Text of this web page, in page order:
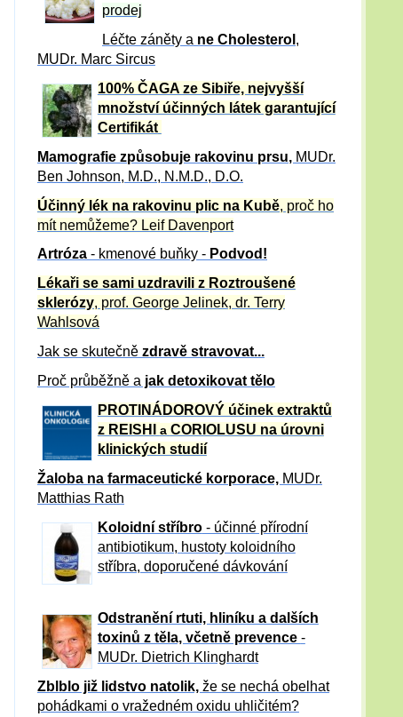
prodej
Léčte záněty a ne Cholesterol ,
MUDr. Marc Sircus
100% ČAGA ze Sibiře, nejvyšší
množství účinných látek garantující
Certifikát
Mamografie způsobuje rakovinu prsu, MUDr.
Ben Johnson, M.D., N.M.D., D.O.
Účinný lék na rakovinu plic na Kubě, proč ho
mít nemůžeme? Leif Davenport
Artróza - kmenové buňky - Podvod!
Lékaři se sami uzdravili z Roztroušené
sklerózy, prof. George Jelinek, dr. Terry
Wahlsová
Jak se skutečně zdravě stravovat...
Proč průběžně a jak detoxikovat tělo
PROTINÁDOROVÝ účinek extraktů
z REISHI a CORIOLUSU na úrovni
klinických studií
Žaloba na farmaceutické korporace, MUDr.
Matthias Rath
Koloidní stříbro- účinné přírodní
antibiotikum, hustoty koloidního
stříbra, doporučené dávkování
Odstranění rtuti, hliníku a dalších
toxinů z těla, včetně prevence -
MUDr. Dietrich Klinghardt
Zblblo již lidstvo natolik, že se nechá obelhat
pohádkami o vražedném oxidu uhličitém?